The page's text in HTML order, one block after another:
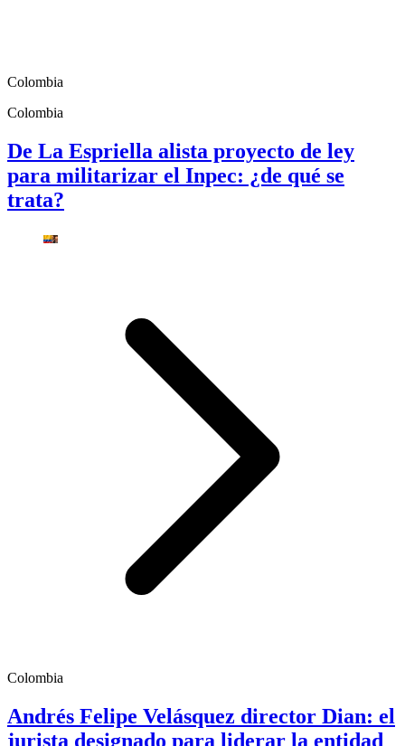
Colombia
Colombia
De La Espriella alista proyecto de ley
para militarizar el Inpec: ¿de qué se
trata?
Colombia
Andrés Felipe Velásquez director Dian: el
jurista designado para liderar la entidad